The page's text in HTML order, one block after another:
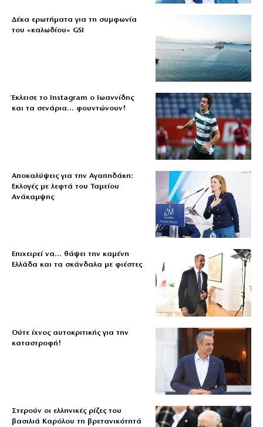
Δέκα ερωτήματα για τη συμφωνία
του «καλωδίου» GSI
Έκλεισε το Instagram ο Ιωαννίδης
και τα σενάρια… φουντώνουν!
Αποκαλύψεις για την Αγαπηδάκη:
Εκλογές με λεφτά του Ταμείου
Ανάκαμψης
Επιχειρεί να… θάψει την καμένη
Ελλάδα και τα σκάνδαλα με φιέστες
Ούτε ίχνος αυτοκριτικής για την
καταστροφή!
Στερούν οι ελληνικές ρίζες του
βασιλιά Καρόλου τη βρετανικότητά